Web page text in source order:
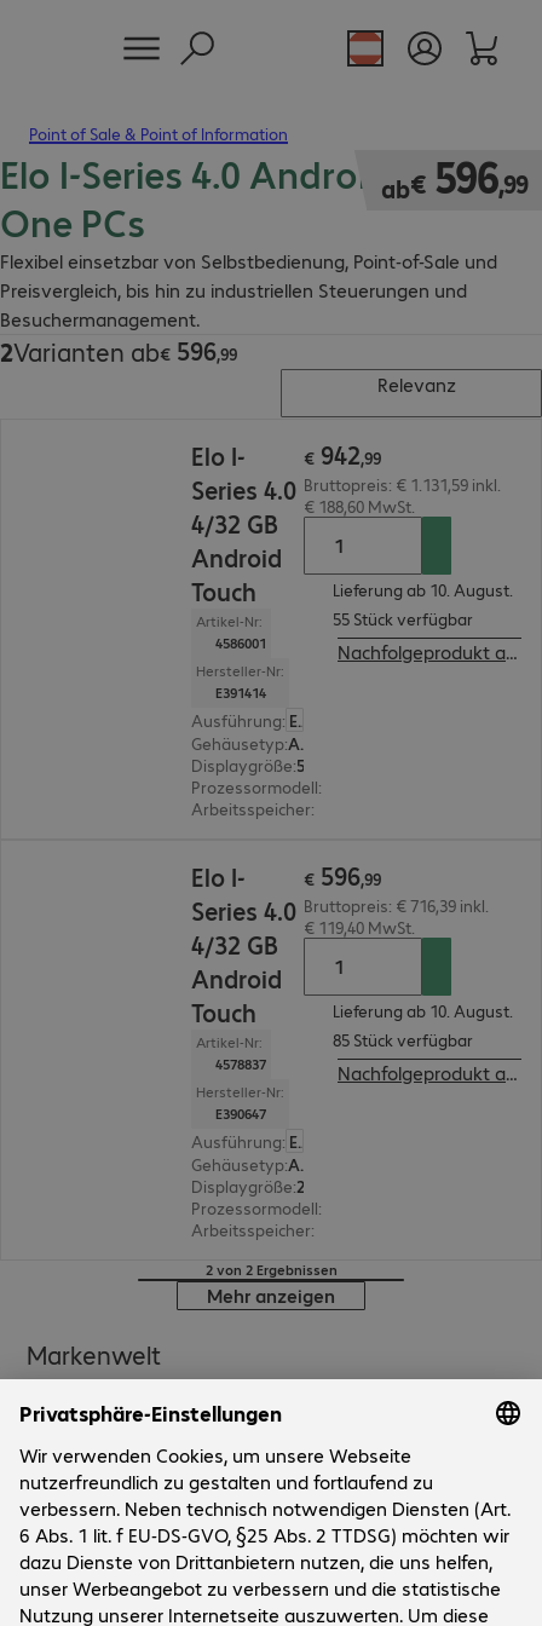
Point of Sale & Point of Information
Elo I-Series 4.0 Android All-in-
One PCs
Flexibel einsetzbar von Selbstbedienung, Point-of-Sale und
Preisvergleich, bis hin zu industriellen Steuerungen und
Besuchermanagement.
ab€ 596,99
€ 596,99
2Varianten ab€ 596,99
€ 596,99
Relevanz
Elo I-
Series 4.0
4/32 GB
Android
Touch
Artikel-Nr:
4586001
Hersteller-Nr:
E391414
Ausführung:
Europäisch
Gehäusetyp:
All-in-One
Displaygröße:
Prozessormodell:
Arbeitsspeicher:
€ 942,99
Bruttopreis: € 1.131,59 inkl.
€ 188,60 MwSt.
Lieferung ab 10. August.
55 Stück verfügbar
Nachfolgeprodukt ansehen
Elo I-
Series 4.0
4/32 GB
Android
Touch
Artikel-Nr:
4578837
Hersteller-Nr:
E390647
Ausführung:
Europäisch
Gehäusetyp:
All-in-One
Displaygröße:
Prozessormodell:
Arbeitsspeicher:
€ 596,99
Bruttopreis: € 716,39 inkl.
€ 119,40 MwSt.
Lieferung ab 10. August.
85 Stück verfügbar
Nachfolgeprodukt ansehen
2 von 2 Ergebnissen
Mehr anzeigen
Markenwelt
Unternehmen